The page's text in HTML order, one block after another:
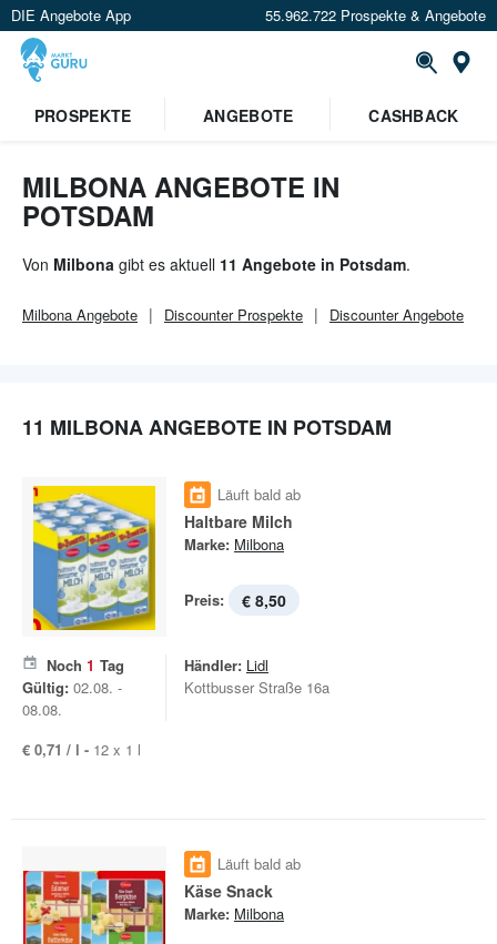
DIE Angebote App 55.962.722 Prospekte & Angebote
PROSPEKTE ANGEBOTE CASHBACK
MILBONA ANGEBOTE IN
POTSDAM
Von Milbona gibt es aktuell 11 Angebote in Potsdam.
Milbona Angebote DiscounterProspekte DiscounterAngebote
11 MILBONA ANGEBOTE IN POTSDAM
Läuft bald ab
Haltbare Milch
Marke: Milbona
Preis: € 8,50
Noch 1 Tag
Gültig: 02.08. -
08.08.
Händler: Lidl
Kottbusser Straße 16a
€ 0,71 / l - 12 x 1 l
Läuft bald ab
Käse Snack
Marke: Milbona